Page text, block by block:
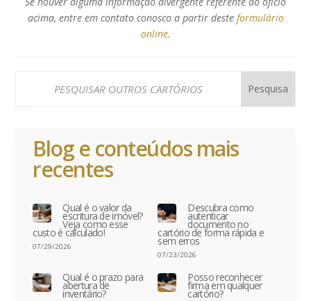
acima, entre em contato conosco a partir deste formulário
online.
Blog e conteúdos mais
recentes
Qual é o valor da
escritura de imóvel?
Veja como esse
custo é calculado!
07/29/2026
Descubra como
autenticar
documento no
cartório de forma rápida e
sem erros
07/23/2026
Qual é o prazo para
abertura de
inventário?
Posso reconhecer
firma em qualquer
cartório?